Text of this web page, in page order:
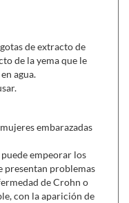
de extracto de
de la yema que le
agua.
embarazadas
empeorar los
presentan problemas
de Crohn o
con la aparición de